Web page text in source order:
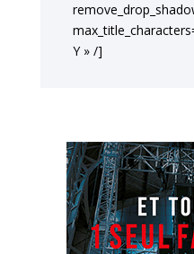
Y » /]